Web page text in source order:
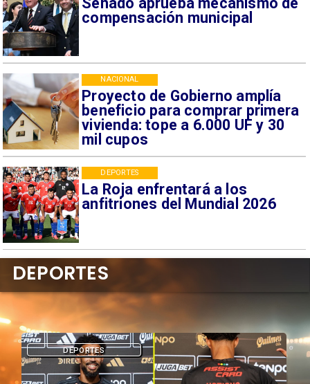
compensación municipal
Proyecto de Gobierno amplía
beneficio para comprar primera
vivienda: tope a 6.000 UF y 30
mil cupos
NACIONAL
La Roja enfrentará a los
anfitriones del Mundial 2026
DEPORTES
DEPORTES
DEPORTES